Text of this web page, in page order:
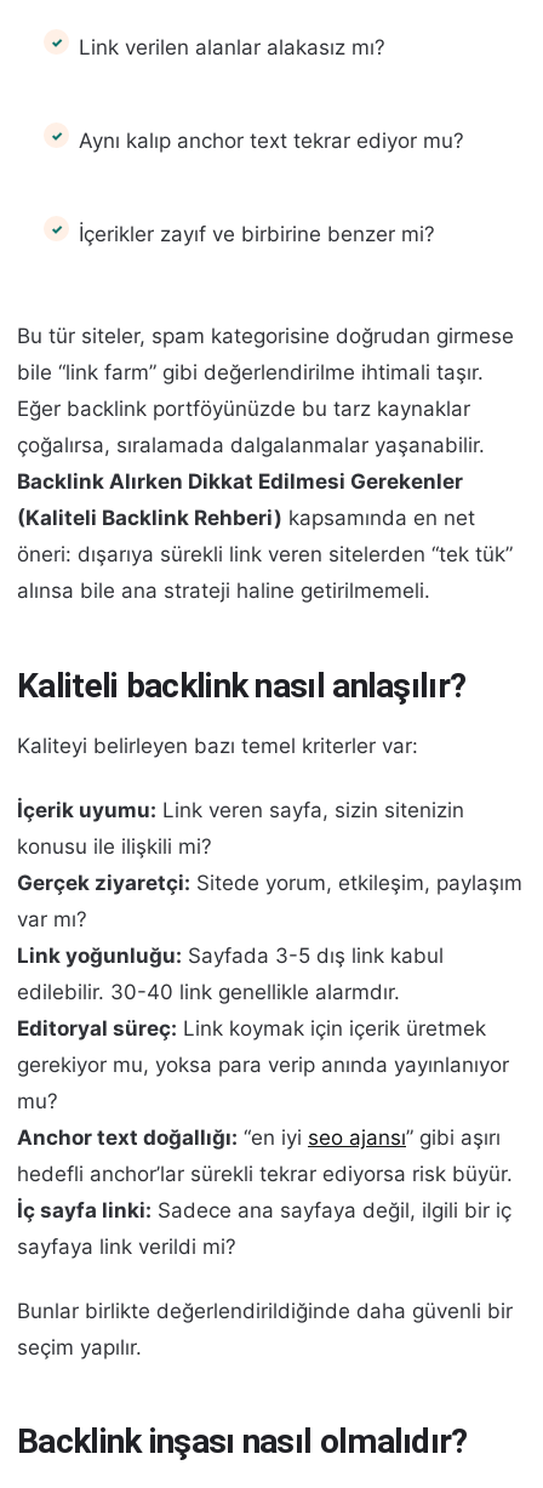
Link verilen alanlar alakasız mı?
Aynı kalıp anchor text tekrar ediyor mu?
İçerikler zayıf ve birbirine benzer mi?
Bu tür siteler, spam kategorisine doğrudan girmese
bile “link farm” gibi değerlendirilme ihtimali taşır.
Eğer backlink portföyünüzde bu tarz kaynaklar
çoğalırsa, sıralamada dalgalanmalar yaşanabilir.
Backlink Alırken Dikkat Edilmesi Gerekenler
(Kaliteli Backlink Rehberi) kapsamında en net
öneri: dışarıya sürekli link veren sitelerden “tek tük”
alınsa bile ana strateji haline getirilmemeli.
Kaliteli backlink nasıl anlaşılır?
Kaliteyi belirleyen bazı temel kriterler var:
İçerik uyumu: Link veren sayfa, sizin sitenizin
konusu ile ilişkili mi?
Gerçek ziyaretçi: Sitede yorum, etkileşim, paylaşım
var mı?
Link yoğunluğu: Sayfada 3-5 dış link kabul
edilebilir. 30-40 link genellikle alarmdır.
Editoryal süreç: Link koymak için içerik üretmek
gerekiyor mu, yoksa para verip anında yayınlanıyor
mu?
Anchor text doğallığı: “en iyi seo ajansı” gibi aşırı
hedefli anchor’lar sürekli tekrar ediyorsa risk büyür.
İç sayfa linki: Sadece ana sayfaya değil, ilgili bir iç
sayfaya link verildi mi?
Bunlar birlikte değerlendirildiğinde daha güvenli bir
seçim yapılır.
Backlink inşası nasıl olmalıdır?